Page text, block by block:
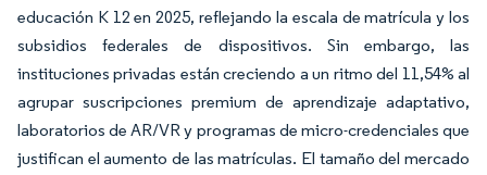
educación K 12 en 2025, reflejando la escala de matrícula y los
subsidios federales de dispositivos. Sin embargo, las
instituciones privadas están creciendo a un ritmo del 11,54% al
agrupar suscripciones premium de aprendizaje adaptativo,
laboratorios de AR/VR y programas de micro-credenciales que
justifican el aumento de las matrículas. El tamaño del mercado